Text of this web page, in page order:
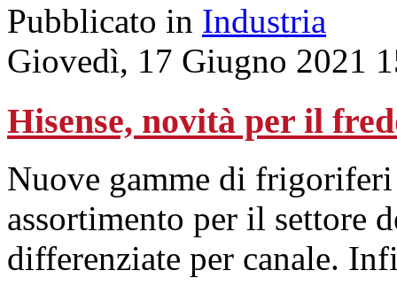
Pubblicato in Industria
Giovedì, 17 Giugno 2021
Hisense, novità per il
Nuove gamme di
assortimento per il settore
differenziate per canale.